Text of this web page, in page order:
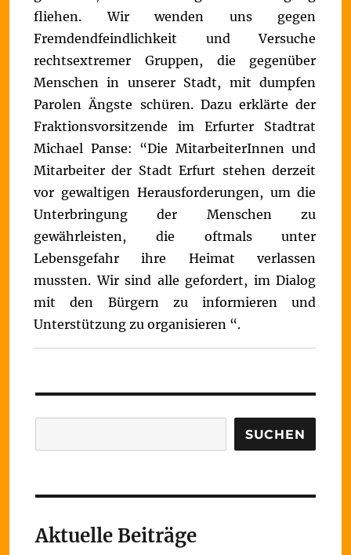
fliehen.Wir wenden uns gegen
Fremdendfeindlichkeit und Versuche
rechtsextremer Gruppen, die gegenüber
Menschen in unserer Stadt, mit dumpfen
Parolen Ängste schüren. Dazu erklärte der
Fraktionsvorsitzende im Erfurter Stadtrat
Michael Panse: “Die MitarbeiterInnen und
Mitarbeiter der Stadt Erfurt stehen derzeit
vor gewaltigen Herausforderungen, um die
Unterbringung der Menschen zu
gewährleisten, die oftmals unter
Lebensgefahr ihre Heimat verlassen
mussten. Wir sind alle gefordert, im Dialog
mit den Bürgern zu informieren und
Unterstützung zu organisieren “.
SUCHEN
Aktuelle Beiträge